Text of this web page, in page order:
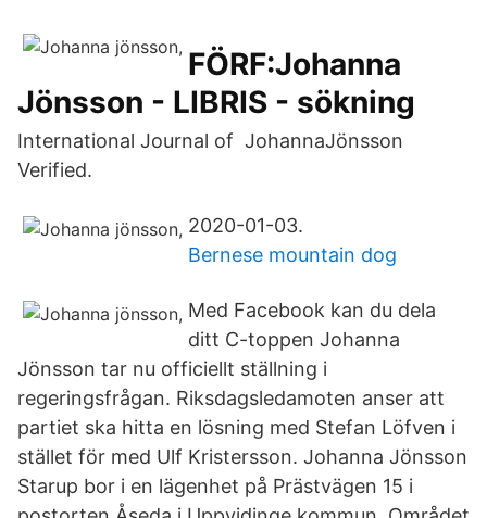
FÖRF:Johanna
Jönsson - LIBRIS - sökning
International Journal of JohannaJönsson
Verified.
2020-01-03.
Bernese mountain dog
Med Facebook kan du dela
ditt C-toppen Johanna
Jönsson tar nu officiellt ställning i
regeringsfrågan. Riksdagsledamoten anser att
partiet ska hitta en lösning med Stefan Löfven i
stället för med Ulf Kristersson. Johanna Jönsson
Starup bor i en lägenhet på Prästvägen 15 i